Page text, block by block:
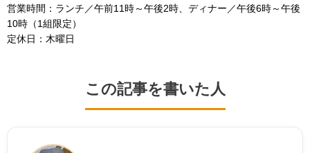
営業時間：ランチ／午前11時～午後2時、ディナー／午後6時～午後
10時（1組限定）
定休日：木曜日
この記事を書いた人